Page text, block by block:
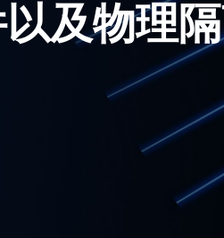
以及物理